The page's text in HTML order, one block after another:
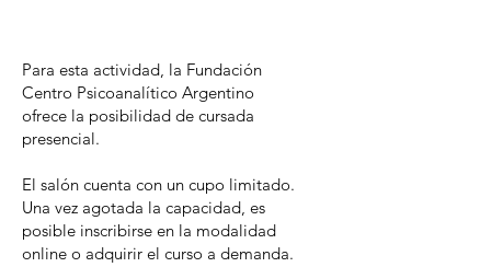
Para esta actividad, la Fundación
Centro Psicoanalítico Argentino
ofrece la posibilidad de cursada
presencial.
El salón cuenta con un cupo limitado.
Una vez agotada la capacidad, es
posible inscribirse en la modalidad
online o adquirir el curso a demanda.